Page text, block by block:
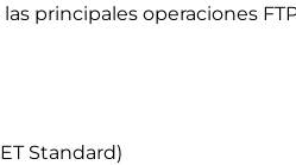
principales operaciones
Standard)